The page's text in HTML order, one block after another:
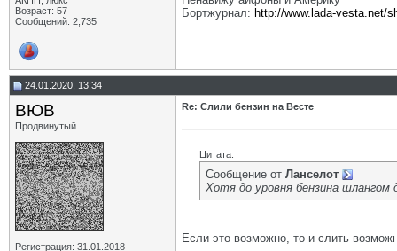
Возраст: 57
Сообщений: 2,735
Бортжурнал: http://www.lada-vesta.net/
24.01.2020, 13:34
ВЮВ
Продвинутый
Регистрация: 31.01.2018
Re: Слили бензин на Весте
Цитата:
Сообщение от Ланселот
Хотя до уровня бензина шлангом
Если это возможно, то и слить